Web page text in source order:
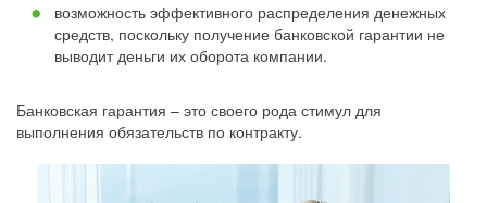
возможность эффективного распределения денежных
средств, поскольку получение банковской гарантии не
выводит деньги их оборота компании.
Банковская гарантия – это своего рода стимул для
выполнения обязательств по контракту.